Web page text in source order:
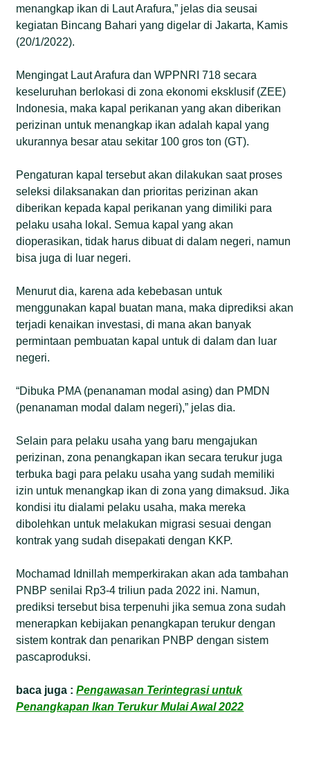
menangkap ikan di Laut Arafura,” jelas dia seusai
kegiatan Bincang Bahari yang digelar di Jakarta, Kamis
(20/1/2022).
Mengingat Laut Arafura dan WPPNRI 718 secara
keseluruhan berlokasi di zona ekonomi eksklusif (ZEE)
Indonesia, maka kapal perikanan yang akan diberikan
perizinan untuk menangkap ikan adalah kapal yang
ukurannya besar atau sekitar 100 gros ton (GT).
Pengaturan kapal tersebut akan dilakukan saat proses
seleksi dilaksanakan dan prioritas perizinan akan
diberikan kepada kapal perikanan yang dimiliki para
pelaku usaha lokal. Semua kapal yang akan
dioperasikan, tidak harus dibuat di dalam negeri, namun
bisa juga di luar negeri.
Menurut dia, karena ada kebebasan untuk
menggunakan kapal buatan mana, maka diprediksi akan
terjadi kenaikan investasi, di mana akan banyak
permintaan pembuatan kapal untuk di dalam dan luar
negeri.
“Dibuka PMA (penanaman modal asing) dan PMDN
(penanaman modal dalam negeri),” jelas dia.
Selain para pelaku usaha yang baru mengajukan
perizinan, zona penangkapan ikan secara terukur juga
terbuka bagi para pelaku usaha yang sudah memiliki
izin untuk menangkap ikan di zona yang dimaksud. Jika
kondisi itu dialami pelaku usaha, maka mereka
dibolehkan untuk melakukan migrasi sesuai dengan
kontrak yang sudah disepakati dengan KKP.
Mochamad Idnillah memperkirakan akan ada tambahan
PNBP senilai Rp3-4 triliun pada 2022 ini. Namun,
prediksi tersebut bisa terpenuhi jika semua zona sudah
menerapkan kebijakan penangkapan terukur dengan
sistem kontrak dan penarikan PNBP dengan sistem
pascaproduksi.
baca juga :Pengawasan Terintegrasi untuk
Penangkapan Ikan Terukur Mulai Awal 2022